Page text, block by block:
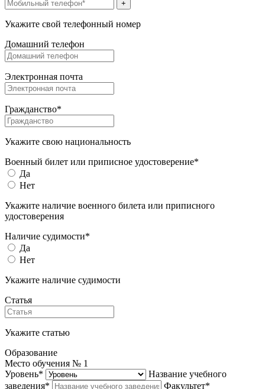
+
Укажите свой телефонный номер
Домашний телефон
Электронная почта
Гражданство*
Укажите свою национальность
Военный билет или приписное удостоверение*
Да
Нет
Укажите наличие военного билета или приписного
удостоверения
Наличие судимости*
Да
Нет
Укажите наличие судимости
Статья
Укажите статью
Образование
Место обучения № 1
Уровень*
Название учебного
заведения*
Факультет*